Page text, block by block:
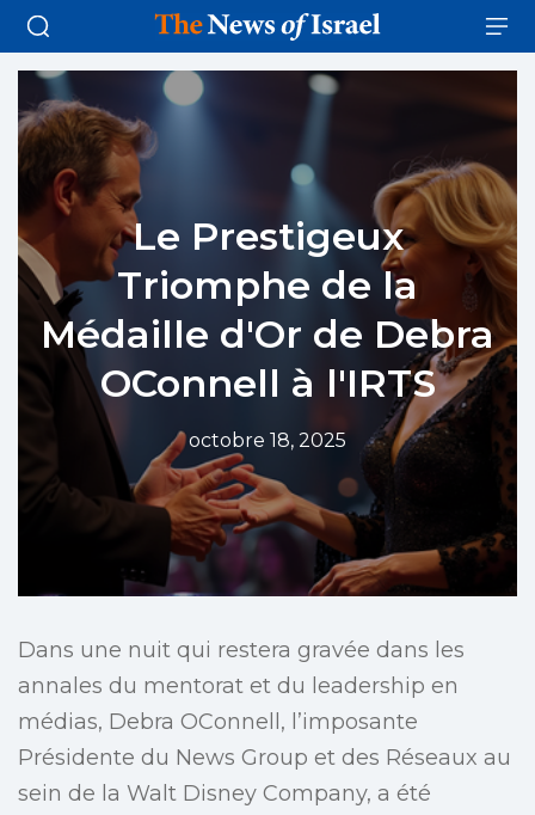
Le Prestigeux
Triomphe de la
Médaille d'Or de Debra
OConnell à l'IRTS
octobre 18, 2025
Dans une nuit qui restera gravée dans les
annales du mentorat et du leadership en
médias, Debra OConnell, l’imposante
Présidente du News Group et des Réseaux au
sein de la Walt Disney Company, a été